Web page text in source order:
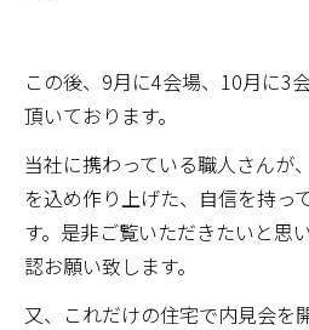
この後、9月に4会場、10月に3
頂いております。
当社に携わっている職人さんが
を込め作り上げた、自信を持っ
す。是非ご覧いただきたいと思
認お願い致します。
又、これだけの住宅で内見会を